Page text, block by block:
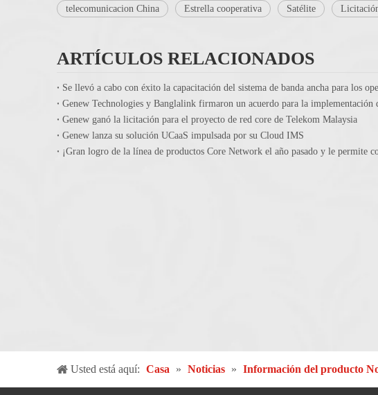
telecomunicacion China Estrella cooperativa Satélite
ARTÍCULOS RELACIONADOS
Se llevó a cabo con éxito la capacitación del sistema de banda ancha para los
Genew ganó la licitación para el proyecto de red core de Telekom Malaysia
Genew lanza su solución UCaaS impulsada por su Cloud IMS
Usted está aquí: Casa » Noticias » Información del producto
de China Telecom